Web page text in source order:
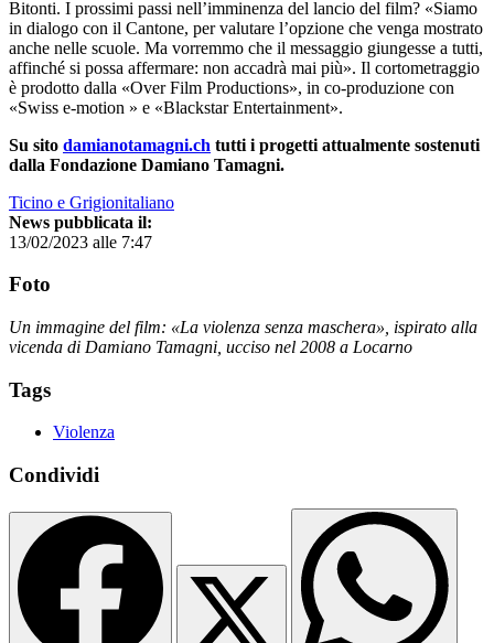
Bitonti. I prossimi passi nell’imminenza del lancio del film? «Siamo
in dialogo con il Cantone, per valutare l’opzione che venga mostrato
anche nelle scuole. Ma vorremmo che il messaggio giungesse a tutti,
affinché si possa affermare: non accadrà mai più». Il cortometraggio
è prodotto dalla «Over Film Productions», in co-produzione con
«Swiss e-motion » e «Blackstar Entertainment».
Su sito damianotamagni.ch tutti i progetti attualmente sostenuti
dalla Fondazione Damiano Tamagni.
Ticino e Grigionitaliano
News pubblicata il:
13/02/2023 alle 7:47
Foto
Un immagine del film: «La violenza senza maschera», ispirato alla
vicenda di Damiano Tamagni, ucciso nel 2008 a Locarno
Tags
Violenza
Condividi